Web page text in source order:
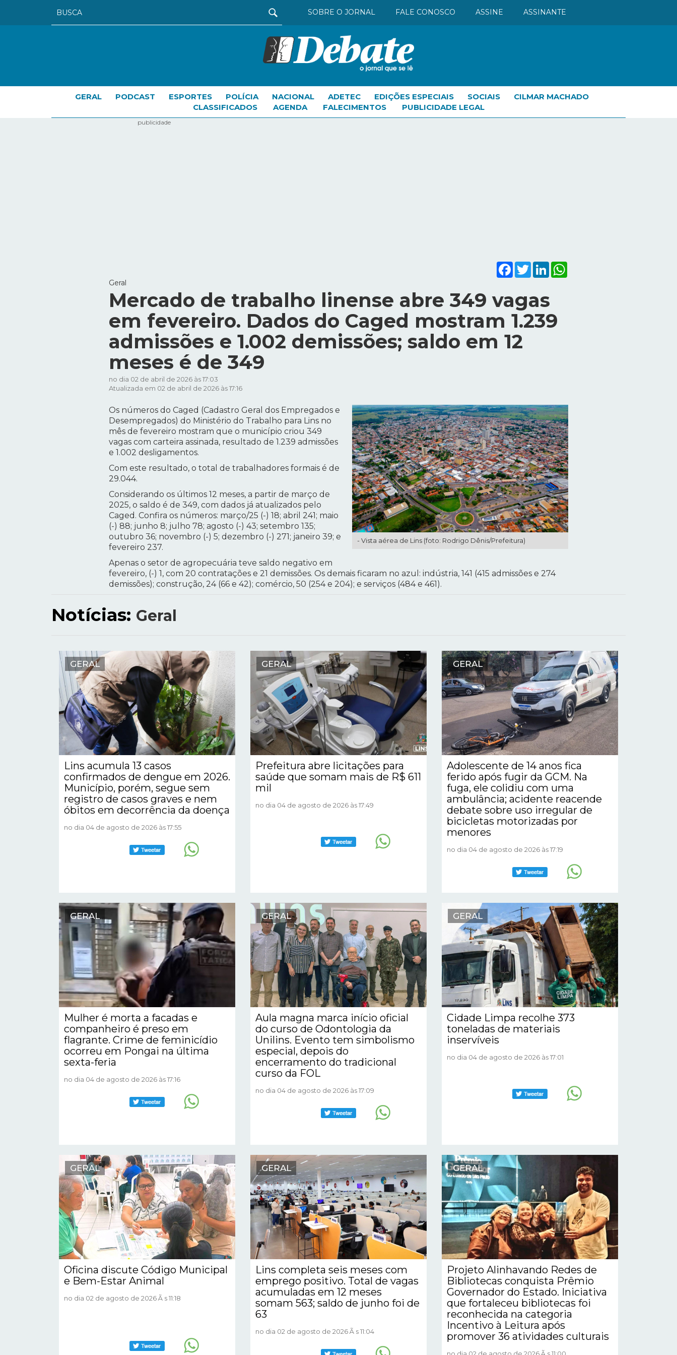
ASSINANTE
ASSINE
FALE CONOSCO
SOBRE O JORNAL
GERAL PODCAST ESPORTES POLÍCIA NACIONAL ADETEC EDIÇÕES ESPECIAIS SOCIAIS
CILMAR MACHADO
CLASSIFICADOS
AGENDA FALECIMENTOS PUBLICIDADE LEGAL
publicidade
FacebookTwitterLinkedIn
Geral
Mercado de trabalho linense abre 349 vagas
em fevereiro. Dados do Caged mostram 1.239
admissões e 1.002 demissões; saldo em 12
meses é de 349
no dia 02 de abril de 2026 às 17:03
Atualizada em 02 de abril de 2026 às 17:16
- Vista aérea de Lins (foto: Rodrigo Dênis/Prefeitura)
Os números do Caged (Cadastro Geral dos Empregados e
Desempregados) do Ministério do Trabalho para Lins no
mês de fevereiro mostram que o município criou 349
vagas com carteira assinada, resultado de 1.239 admissões
e 1.002 desligamentos.
Com este resultado, o total de trabalhadores formais é de
29.044.
Considerando os últimos 12 meses, a partir de março de
2025, o saldo é de 349, com dados já atualizados pelo
Caged. Confira os números: março/25 (-) 18; abril 241; maio
(-) 88; junho 8; julho 78; agosto (-) 43; setembro 135;
outubro 36; novembro (-) 5; dezembro (-) 271; janeiro 39; e
fevereiro 237.
Apenas o setor de agropecuária teve saldo negativo em
fevereiro, (-) 1, com 20 contratações e 21 demissões. Os demais ficaram no azul: indústria, 141 (415 admissões e 274
demissões); construção, 24 (66 e 42); comércio, 50 (254 e 204); e serviços (484 e 461).
Notícias: Geral
GERAL
Lins acumula 13 casos
confirmados de dengue em 2026.
Município, porém, segue sem
registro de casos graves e nem
óbitos em decorrência da doença
no dia 04 de agosto de 2026 às 17:55
GERAL
Prefeitura abre licitações para
saúde que somam mais de R$ 611
mil
no dia 04 de agosto de 2026 às 17:49
GERAL
Adolescente de 14 anos fica
ferido após fugir da GCM. Na
fuga, ele colidiu com uma
ambulância; acidente reacende
debate sobre uso irregular de
bicicletas motorizadas por
menores
no dia 04 de agosto de 2026 às 17:19
GERAL
Mulher é morta a facadas e
companheiro é preso em
flagrante. Crime de feminicídio
ocorreu em Pongai na última
sexta-feria
no dia 04 de agosto de 2026 às 17:16
GERAL
Aula magna marca início oficial
do curso de Odontologia da
Unilins. Evento tem simbolismo
especial, depois do
encerramento do tradicional
curso da FOL
no dia 04 de agosto de 2026 às 17:09
GERAL
Cidade Limpa recolhe 373
toneladas de materiais
inservíveis
no dia 04 de agosto de 2026 às 17:01
GERAL
Oficina discute Código Municipal
e Bem-Estar Animal
no dia 02 de agosto de 2026 Ã s 11:18
GERAL
Lins completa seis meses com
emprego positivo. Total de vagas
acumuladas em 12 meses
somam 563; saldo de junho foi de
63
no dia 02 de agosto de 2026 Ã s 11:04
GERAL
Projeto Alinhavando Redes de
Bibliotecas conquista Prêmio
Governador do Estado. Iniciativa
que fortaleceu bibliotecas foi
reconhecida na categoria
Incentivo à Leitura após
promover 36 atividades culturais
no dia 02 de agosto de 2026 Ã s 11:00